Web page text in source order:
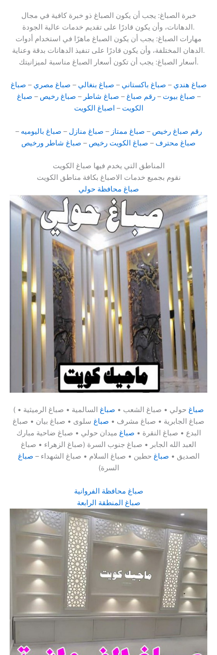
خبرة الصباغ: يجب أن يكون الصباغ ذو خبرة كافية في مجال
الدهانات، وأن يكون قادرًا على تقديم خدمات عالية الجودة.
مهارات الصباغ: يجب أن يكون الصباغ ماهرًا في استخدام أدوات
الدهان المختلفة، وأن يكون قادرًا على تنفيذ الدهانات بدقة وعناية.
أسعار الصباغ: يجب أن تكون أسعار الصباغ مناسبة لميزانيتك.
صباغ هندي – صباغ باكستاني – صباغ بنغالي – صباغ مصري – صباغ
– صباغ بيوت –رقم صباغ – صباغ شاطر – صباغ رخيص – صباغ
الكويت – اصباغ الكويت
رقم صباغ رخيص – صباغ ممتاز – صباغ منازل – صباغ باليوميه –
صباغ محترف – صباغ الكويت رخيص – صباغ شاطر ورخيص
المناطق التي يخدم فيها صباغ الكويت
نقوم بجميع خدمات الاصباغ بكافة مناطق الكويت
صباغ محافظة حولي
( صباغ حولي • صباغ الشعب • صباغ السالمية • صباغ الرميثية •
صباغ الجابرية • صباغ مشرف • صباغ سلوى • صباغ بيان • صباغ
البدع • صباغ النقرة • صباغ ميدان حولي • صباغ ضاحية مبارك
العبد الله الجابر • صباغ جنوب السرة (صباغ الزهراء • صباغ
الصديق • صباغ حطين • صباغ السلام • صباغ الشهداء – صباغ
السرة)
صباغ محافظة الفروانية
صباغ المنطقة الرابعة